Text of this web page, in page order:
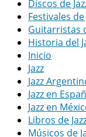
Discos de
Festivales de
Guitarristas
Historia del
Inicio
Jazz
Jazz
Jazz en
Jazz en
Libros de
Músicos de